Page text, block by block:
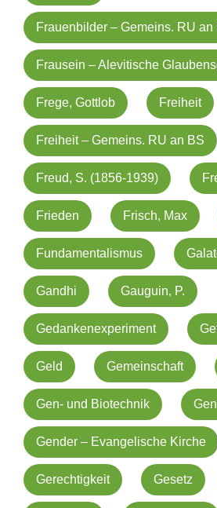
Frauenbilder – Gemeins. RU an
Frausein – Alevitische
Frege, Gottlob Freiheit
Freiheit – Gemeins. RU an BS
Freud, S. (1856-1939)
Frieden Frisch, Max
Fundamentalismus
Gandhi Gauguin, P.
Gedankenexperiment
Geld Gemeinschaft
Gen- und Biotechnik
Gender – Evangelische Kirche
Gerechtigkeit Gesetz